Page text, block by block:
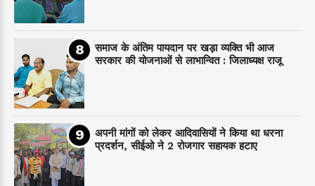
समाज के अंतिम पायदान पर‌ खड़ा व्यक्ति भी आज
सरकार की योजनाओं से लाभान्वित : जिलाध्यक्ष राजू
अपनी मांगों को लेकर आदिवासियों ने किया था धरना
प्रदर्शन, सीईओ ने 2 रोजगार सहायक हटाए